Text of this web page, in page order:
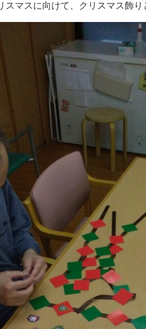
スマスに向けて、クリスマス飾